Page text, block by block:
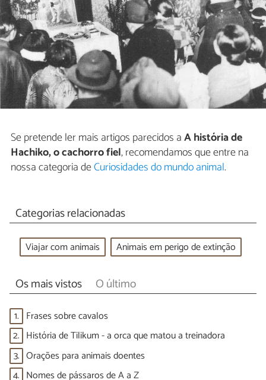
Se pretende ler mais artigos parecidos aA história de
Hachiko, o cachorro fiel, recomendamos que entre na
nossa categoria deCuriosidades do mundo animal.
Categorias relacionadas
Viajar com animais Animais em perigo de extinção
Os mais vistos O último
1. Frases sobre cavalos
2. História de Tilikum - a orca que matou a treinadora
3. Orações para animais doentes
4. Nomes de pássaros de A a Z